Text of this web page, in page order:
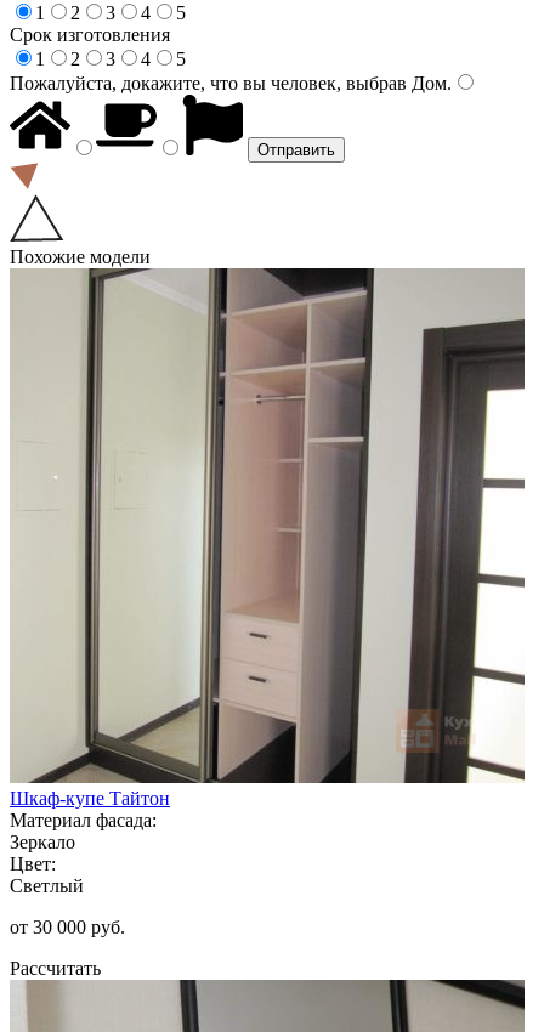
1
2 3 4
5
Срок изготовления
1
2 3 4
5
Пожалуйста, докажите, что вы человек, выбрав Дом.
Похожие модели
Шкаф-купе Тайтон
Материал фасада:
Зеркало
Цвет:
Светлый
от 30 000 руб.
Рассчитать